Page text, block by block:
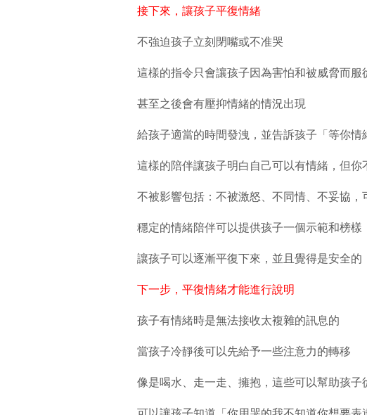
接下來，讓孩子平復情緒
不強迫孩子立刻閉嘴或不准哭
這樣的指令只會讓孩子因為害怕和被威脅而服
甚至之後會有壓抑情緒的情況出現
給孩子適當的時間發洩，並告訴孩子「等你情
這樣的陪伴讓孩子明白自己可以有情緒，但
不被影響包括：不被激怒、不同情、不妥協
穩定的情緒陪伴可以提供孩子一個示範和榜樣
讓孩子可以逐漸平復下來，並且覺得是安全的
下一步，平復情緒才能進行說明
孩子有情緒時是無法接收太複雜的訊息的
當孩子冷靜後可以先給予一些注意力的轉移
像是喝水、走一走、擁抱，這些可以幫助孩子